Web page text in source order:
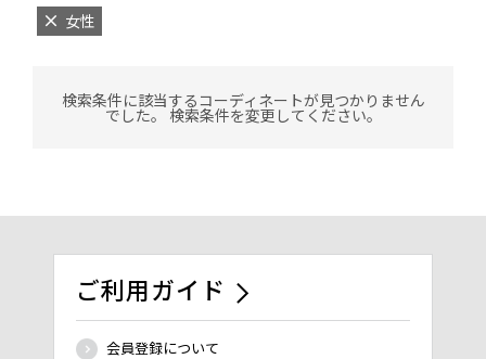
女性
検索条件に該当するコーディネートが見つかりません
でした。 検索条件を変更してください。
ご利用ガイド
会員登録について